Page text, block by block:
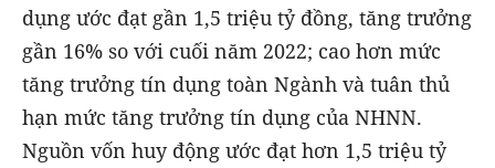
dụng ước đạt gần 1,5 triệu tỷ đồng, tăng trưởng
gần 16% so với cuối năm 2022; cao hơn mức
tăng trưởng tín dụng toàn Ngành và tuân thủ
hạn mức tăng trưởng tín dụng của NHNN.
Nguồn vốn huy động ước đạt hơn 1,5 triệu tỷ